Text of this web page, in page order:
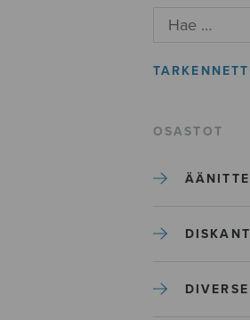
OSASTOT
DIVERSE